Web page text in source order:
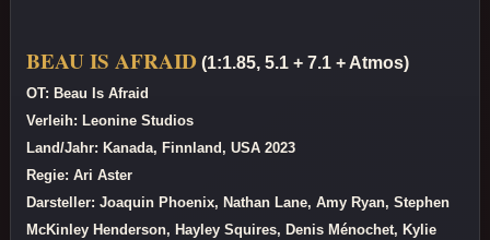
BEAU IS AFRAID (1:1.85, 5.1 + 7.1 + Atmos)
OT: Beau Is Afraid
Verleih: Leonine Studios
Land/Jahr: Kanada, Finnland, USA 2023
Regie: Ari Aster
Darsteller: Joaquin Phoenix, Nathan Lane, Amy Ryan, Stephen
McKinley Henderson, Hayley Squires, Denis Ménochet, Kylie